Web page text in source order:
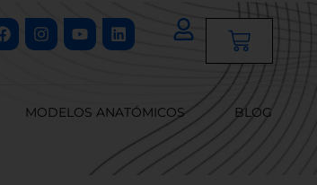
FacebookInstagram
YoutubeLinkedin
Cart
MODELOS ANATÓMICOS BLOG